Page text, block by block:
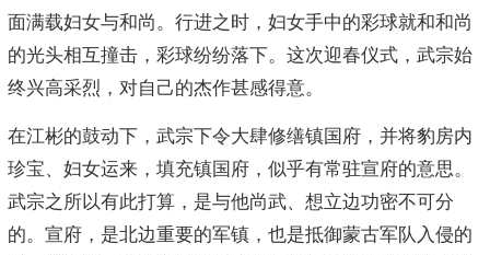
面满载妇女与和尚。行进之时，妇女手中的彩球就和和尚
的光头相互撞击，彩球纷纷落下。这次迎春仪式，武宗始
终兴高采烈，对自己的杰作甚感得意。
在江彬的鼓动下，武宗下令大肆修缮镇国府，并将豹房内
珍宝、妇女运来，填充镇国府，似乎有常驻宣府的意思。
武宗之所以有此打算，是与他尚武、想立边功密不可分
的。宣府，是北边重要的军镇，也是抵御蒙古军队入侵的